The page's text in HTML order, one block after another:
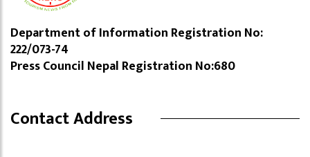
Department of Information Registration No:
222/073-74
Press Council Nepal Registration No:680
Contact Address